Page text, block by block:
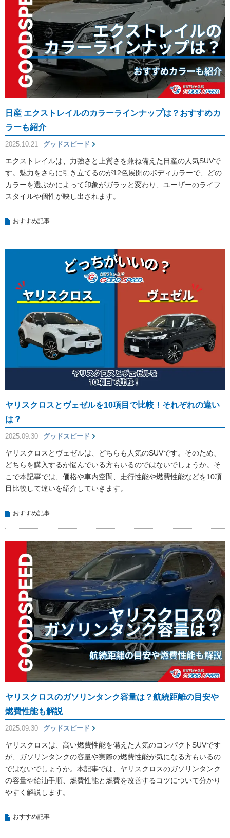
日産 エクストレイルのカラーラインナップは？おすすめカ
ラーも紹介
2025.10.21 グッドスピード
エクストレイルは、力強さと上質さを兼ね備えた日産の人気SUVで
す。魅力をさらに引き立てるのが12色展開のボディカラーで、どの
カラーを選ぶかによって印象がガラッと変わり、ユーザーのライフ
スタイルや個性が映し出されます。
おすすめ記事
ヤリスクロスとヴェゼルを10項目で比較！それぞれの違い
は？
2025.09.30 グッドスピード
ヤリスクロスとヴェゼルは、どちらも人気のSUVです。そのため、
どちらを購入するか悩んでいる方もいるのではないでしょうか。そ
こで本記事では、価格や車内空間、走行性能や燃費性能などを10項
目比較して違いを紹介していきます。
おすすめ記事
ヤリスクロスのガソリンタンク容量は？航続距離の目安や
燃費性能も解説
2025.09.30 グッドスピード
ヤリスクロスは、高い燃費性能を備えた人気のコンパクトSUVです
が、ガソリンタンクの容量や実際の燃費性能が気になる方もいるの
ではないでしょうか。本記事では、ヤリスクロスのガソリンタンク
の容量や給油手順、燃費性能と燃費を改善するコツについて分かり
やすく解説します。
おすすめ記事